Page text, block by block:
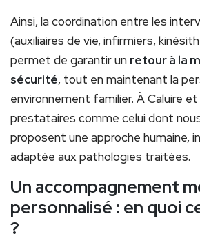
Ainsi, la coordination entre les
(auxiliaires de vie, infirmiers,
permet de garantir un retour à la
sécurité, tout en maintenant la
environnement familier. À Caluire
prestataires comme celui dont
proposent une approche humaine,
adaptée aux pathologies traitées.
Un accompagnement
personnalisé : en quoi
?